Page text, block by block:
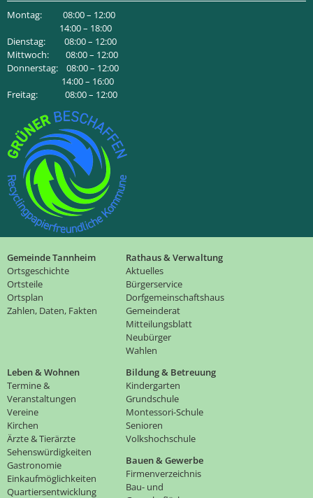
Montag: 08:00 – 12:00
14:00 – 18:00
Dienstag: 08:00 – 12:00
Mittwoch: 08:00 – 12:00
Donnerstag: 08:00 – 12:00
14:00 – 16:00
Freitag: 08:00 – 12:00
Gemeinde Tannheim
Ortsgeschichte
Ortsteile
Ortsplan
Zahlen, Daten, Fakten
Rathaus & Verwaltung
Aktuelles
Bürgerservice
Dorfgemeinschaftshaus
Gemeinderat
Mitteilungsblatt
Neubürger
Wahlen
Leben & Wohnen
Termine &
Veranstaltungen
Vereine
Kirchen
Ärzte & Tierärzte
Sehenswürdigkeiten
Gastronomie
Einkaufmöglichkeiten
Quartiersentwicklung
Bildung & Betreuung
Kindergarten
Grundschule
Montessori-Schule
Senioren
Volkshochschule
Bauen & Gewerbe
Firmenverzeichnis
Bau- und